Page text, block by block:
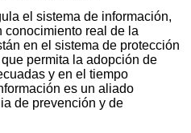
el sistema de información,
conocimiento real de la
en el sistema de protección
permita la adopción de
y en el tiempo
es un aliado
de prevención y de